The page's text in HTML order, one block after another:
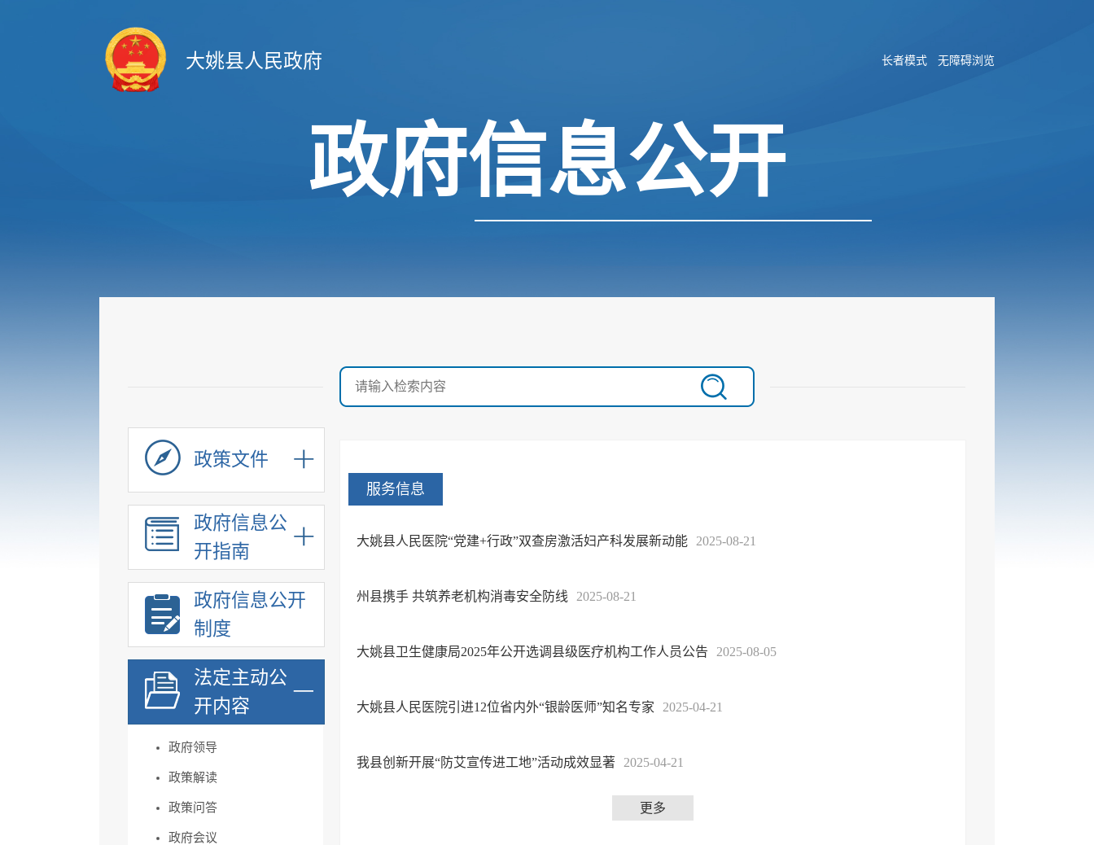
大姚县人民政府 无障碍浏览
长者模式
政府信息公开
政策文件
政府信息公
开指南
政府信息公开
制度
法定主动公
开内容
政府领导
政策解读
政策问答
政府会议
服务信息
大姚县人民医院“党建+行政”双查房激活妇产科发展新动能 2025-08-21
州县携手 共筑养老机构消毒安全防线 2025-08-21
大姚县卫生健康局2025年公开选调县级医疗机构工作人员公告 2025-08-05
大姚县人民医院引进12位省内外“银龄医师”知名专家 2025-04-21
我县创新开展“防艾宣传进工地”活动成效显著 2025-04-21
更多